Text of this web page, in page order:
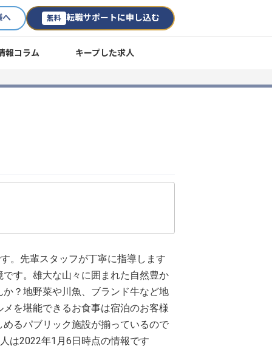
へ 無料 転職サポートに申し込む
報コラム キープした求人
。先輩スタッフが丁寧に指導します
す。雄大な山々に囲まれた自然豊か
？地野菜や川魚、ブランド牛など地
を堪能できるお食事は宿泊のお客様
るパブリック施設が揃っているので
は2022年1月6日時点の情報です